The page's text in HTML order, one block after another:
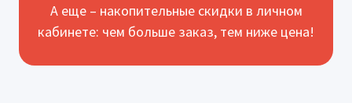
А еще – накопительные скидки в личном
кабинете: чем больше заказ, тем ниже цена!